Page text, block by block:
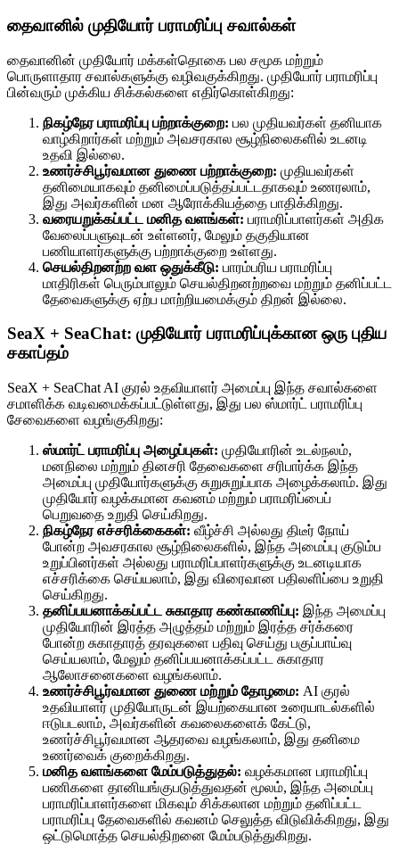
தைவானில் முதியோர் பராமரிப்பு சவால்கள்
தைவானின் முதியோர் மக்கள்தொகை பல சமூக மற்றும்
பொருளாதார சவால்களுக்கு வழிவகுக்கிறது. முதியோர் பராமரிப்பு
பின்வரும் முக்கிய சிக்கல்களை எதிர்கொள்கிறது:
நிகழ்நேர பராமரிப்பு பற்றாக்குறை: பல முதியவர்கள் தனியாக
வாழ்கிறார்கள் மற்றும் அவசரகால சூழ்நிலைகளில் உடனடி
உதவி இல்லை.
உணர்ச்சிபூர்வமான துணை பற்றாக்குறை: முதியவர்கள்
தனிமையாகவும் தனிமைப்படுத்தப்பட்டதாகவும் உணரலாம்,
இது அவர்களின் மன ஆரோக்கியத்தை பாதிக்கிறது.
வரையறுக்கப்பட்ட மனித வளங்கள்: பராமரிப்பாளர்கள் அதிக
வேலைப்பளுவுடன் உள்ளனர், மேலும் தகுதியான
பணியாளர்களுக்கு பற்றாக்குறை உள்ளது.
செயல்திறனற்ற வள ஒதுக்கீடு: பாரம்பரிய பராமரிப்பு
மாதிரிகள் பெரும்பாலும் செயல்திறனற்றவை மற்றும் தனிப்பட்ட
தேவைகளுக்கு ஏற்ப மாற்றியமைக்கும் திறன் இல்லை.
SeaX + SeaChat: முதியோர் பராமரிப்புக்கான ஒரு புதிய
சகாப்தம்
SeaX + SeaChat AI குரல் உதவியாளர் அமைப்பு இந்த சவால்களை
சமாளிக்க வடிவமைக்கப்பட்டுள்ளது, இது பல ஸ்மார்ட் பராமரிப்பு
சேவைகளை வழங்குகிறது:
ஸ்மார்ட் பராமரிப்பு அழைப்புகள்: முதியோரின் உடல்நலம்,
மனநிலை மற்றும் தினசரி தேவைகளை சரிபார்க்க இந்த
அமைப்பு முதியோர்களுக்கு சுறுசுறுப்பாக அழைக்கலாம். இது
முதியோர் வழக்கமான கவனம் மற்றும் பராமரிப்பைப்
பெறுவதை உறுதி செய்கிறது.
நிகழ்நேர எச்சரிக்கைகள்: வீழ்ச்சி அல்லது திடீர் நோய்
போன்ற அவசரகால சூழ்நிலைகளில், இந்த அமைப்பு குடும்ப
உறுப்பினர்கள் அல்லது பராமரிப்பாளர்களுக்கு உடனடியாக
எச்சரிக்கை செய்யலாம், இது விரைவான பதிலளிப்பை உறுதி
செய்கிறது.
தனிப்பயனாக்கப்பட்ட சுகாதார கண்காணிப்பு: இந்த அமைப்பு
முதியோரின் இரத்த அழுத்தம் மற்றும் இரத்த சர்க்கரை
போன்ற சுகாதாரத் தரவுகளை பதிவு செய்து பகுப்பாய்வு
செய்யலாம், மேலும் தனிப்பயனாக்கப்பட்ட சுகாதார
ஆலோசனைகளை வழங்கலாம்.
உணர்ச்சிபூர்வமான துணை மற்றும் தோழமை: AI குரல்
உதவியாளர் முதியோருடன் இயற்கையான உரையாடல்களில்
ஈடுபடலாம், அவர்களின் கவலைகளைக் கேட்டு,
உணர்ச்சிபூர்வமான ஆதரவை வழங்கலாம், இது தனிமை
உணர்வைக் குறைக்கிறது.
மனித வளங்களை மேம்படுத்துதல்: வழக்கமான பராமரிப்பு
பணிகளை தானியங்குபடுத்துவதன் மூலம், இந்த அமைப்பு
பராமரிப்பாளர்களை மிகவும் சிக்கலான மற்றும் தனிப்பட்ட
பராமரிப்பு தேவைகளில் கவனம் செலுத்த விடுவிக்கிறது, இது
ஒட்டுமொத்த செயல்திறனை மேம்படுத்துகிறது.